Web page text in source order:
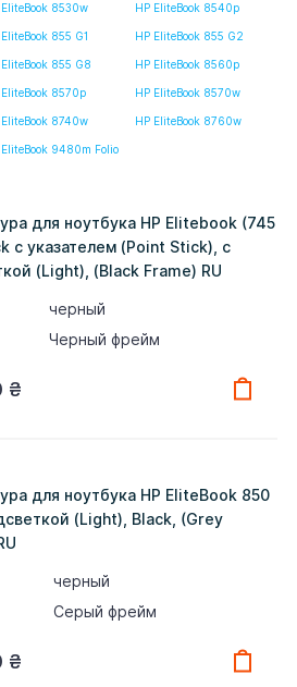
EliteBook 8530w HP EliteBook 8540p
855 G1 HP EliteBook 855 G2
EliteBook 855 G8 HP EliteBook 8560p
EliteBook 8570p HP EliteBook 8570w
EliteBook 8740w HP EliteBook 8760w
EliteBook 9480m Folio
для ноутбука HP Elitebook (745
с указателем (Point Stick), с
(Light), (Black Frame) RU
черный
Черный фрейм
₴
для ноутбука HP EliteBook 850
(Light), Black, (Grey
черный
Серый фрейм
₴